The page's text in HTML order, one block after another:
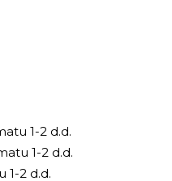
1-2 d.d.
1-2 d.d.
1-2 d.d.